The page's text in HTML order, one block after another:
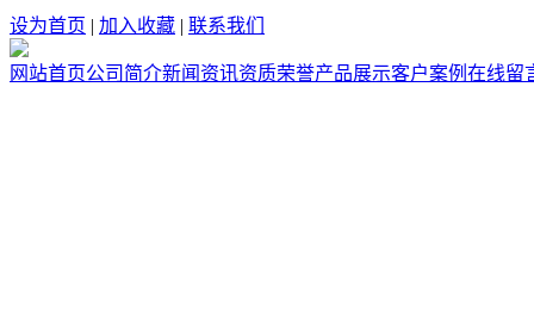
设为首页 | 加入收藏 | 联系我们
网站首页公司简介新闻资讯资质荣誉产品展示客户案例 在线留